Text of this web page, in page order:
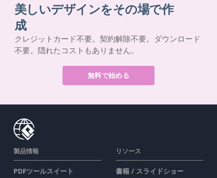
美しいデザインをその場で作
成
クレジットカード不要。契約解除不要。ダウンロード
不要。隠れたコストもありません。
無料で始める
製品情報
PDFツールスイート
リソース
書籍 / スライドショー